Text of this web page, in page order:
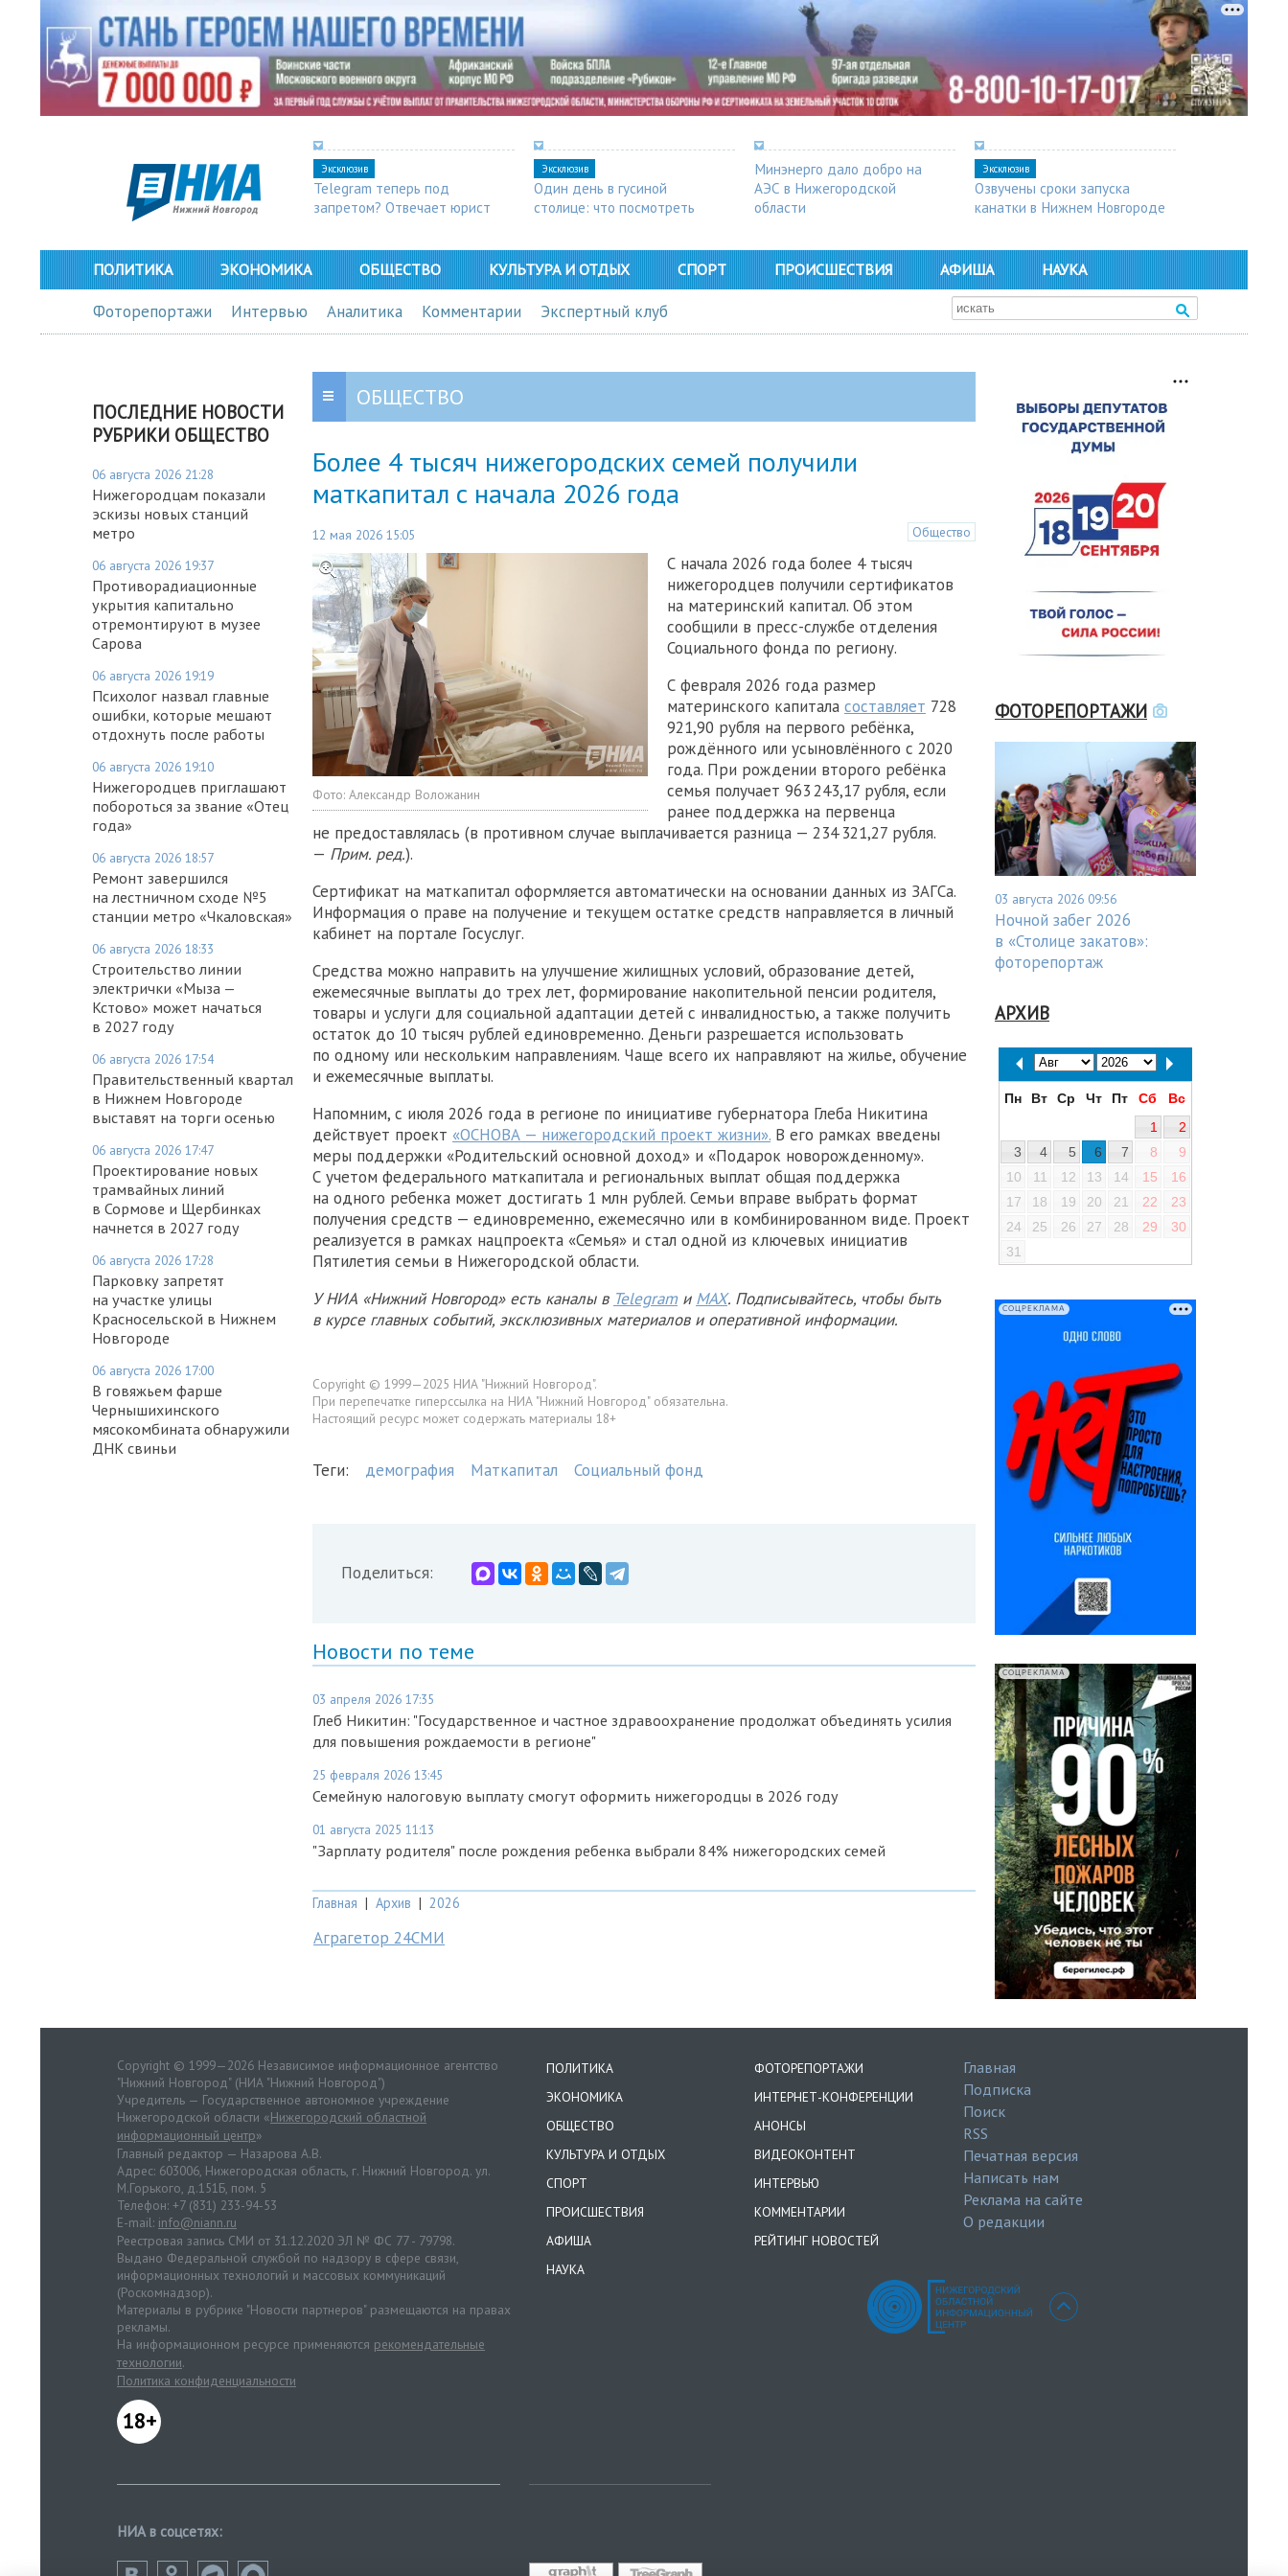
Эксклюзив
Telegram теперь под
запретом? Отвечает юрист
Эксклюзив
Один день в гусиной
столице: что посмотреть
Минэнерго дало добро на
АЭС в Нижегородской
области
Эксклюзив
Озвучены сроки запуска
канатки в Нижнем Новгороде
ПОЛИТИКА ЭКОНОМИКА ОБЩЕСТВО КУЛЬТУРА И ОТДЫХ СПОРТ ПРОИСШЕСТВИЯ АФИША НАУКА
Фоторепортажи Интервью Аналитика Комментарии Экспертный клуб
ПОСЛЕДНИЕ НОВОСТИ
РУБРИКИ ОБЩЕСТВО
06 августа 2026 21:28
Нижегородцам показали
эскизы новых станций
метро
06 августа 2026 19:37
Противорадиационные
укрытия капитально
отремонтируют в музее
Сарова
06 августа 2026 19:19
Психолог назвал главные
ошибки, которые мешают
отдохнуть после работы
06 августа 2026 19:10
Нижегородцев приглашают
побороться за звание «Отец
года»
06 августа 2026 18:57
Ремонт завершился
на лестничном сходе №5
станции метро «Чкаловская»
06 августа 2026 18:33
Строительство линии
электрички «Мыза —
Кстово» может начаться
в 2027 году
06 августа 2026 17:54
Правительственный квартал
в Нижнем Новгороде
выставят на торги осенью
06 августа 2026 17:47
Проектирование новых
трамвайных линий
в Сормове и Щербинках
начнется в 2027 году
06 августа 2026 17:28
Парковку запретят
на участке улицы
Красносельской в Нижнем
Новгороде
06 августа 2026 17:00
В говяжьем фарше
Чернышихинского
мясокомбината обнаружили
ДНК свиньи
ОБЩЕСТВО
Более 4 тысяч нижегородских семей получили
маткапитал с начала 2026 года
12 мая 2026 15:05 Общество
Фото: Александр Воложанин
С начала 2026 года более 4 тысяч
нижегородцев получили сертификатов
на материнский капитал. Об этом
сообщили в пресс-службе отделения
Социального фонда по региону.
С февраля 2026 года размер
материнского капитала составляет 728
921,90 рубля на первого ребёнка,
рождённого или усыновлённого с 2020
года. При рождении второго ребёнка
семья получает 963 243,17 рубля, если
ранее поддержка на первенца
не предоставлялась (в противном случае выплачивается разница — 234 321,27 рубля.
— Прим. ред.).
Сертификат на маткапитал оформляется автоматически на основании данных из ЗАГСа.
Информация о праве на получение и текущем остатке средств направляется в личный
кабинет на портале Госуслуг.
Средства можно направить на улучшение жилищных условий, образование детей,
ежемесячные выплаты до трех лет, формирование накопительной пенсии родителя,
товары и услуги для социальной адаптации детей с инвалидностью, а также получить
остаток до 10 тысяч рублей единовременно. Деньги разрешается использовать
по одному или нескольким направлениям. Чаще всего их направляют на жилье, обучение
и ежемесячные выплаты.
Напомним, с июля 2026 года в регионе по инициативе губернатора Глеба Никитина
действует проект «ОСНОВА — нижегородский проект жизни». В его рамках введены
меры поддержки «Родительский основной доход» и «Подарок новорожденному».
С учетом федерального маткапитала и региональных выплат общая поддержка
на одного ребенка может достигать 1 млн рублей. Семьи вправе выбрать формат
получения средств — единовременно, ежемесячно или в комбинированном виде. Проект
реализуется в рамках нацпроекта «Семья» и стал одной из ключевых инициатив
Пятилетия семьи в Нижегородской области.
У НИА «Нижний Новгород» есть каналы в Telegram и MAX. Подписывайтесь, чтобы быть
в курсе главных событий, эксклюзивных материалов и оперативной информации.
Copyright © 1999—2025 НИА "Нижний Новгород".
При перепечатке гиперссылка на НИА "Нижний Новгород" обязательна.
Настоящий ресурс может содержать материалы 18+
Теги: демография Маткапитал Социальный фонд
Поделиться:
Новости по теме
03 апреля 2026 17:35
Глеб Никитин: "Государственное и частное здравоохранение продолжат объединять усилия
для повышения рождаемости в регионе"
25 февраля 2026 13:45
Семейную налоговую выплату смогут оформить нижегородцы в 2026 году
01 августа 2025 11:13
"Зарплату родителя" после рождения ребенка выбрали 84% нижегородских семей
Главная | Архив | 2026
Аграгетор 24СМИ
ФОТОРЕПОРТАЖИ
03 августа 2026 09:56
Ночной забег 2026
в «Столице закатов»:
фоторепортаж
АРХИВ
Пн Вт Ср Чт Пт Сб
Вс
1
2
3
4 5 6 7 8
9
10
11 12 13 14 15
16
17
18 19 20 21 22
23
24
25 26 27 28 29
30
31
СОЦРЕКЛАМА
СОЦРЕКЛАМА
Copyright © 1999—2026 Независимое информационное агентство
"Нижний Новгород" (НИА "Нижний Новгород")
Учредитель — Государственное автономное учреждение
Нижегородской области «Нижегородский областной
информационный центр»
Главный редактор — Назарова А.В.
Адрес: 603006, Нижегородская область, г. Нижний Новгород. ул.
М.Горького, д.151Б, пом. 5
Телефон: +7 (831) 233-94-53
E-mail: info@niann.ru
Реестровая запись СМИ от 31.12.2020 ЭЛ № ФС 77 - 79798.
Выдано Федеральной службой по надзору в сфере связи,
информационных технологий и массовых коммуникаций
(Роскомнадзор).
Материалы в рубрике "Новости партнеров" размещаются на правах
рекламы.
На информационном ресурсе применяются рекомендательные
технологии.
Политика конфиденциальности
18+
ПОЛИТИКА
ЭКОНОМИКА
ОБЩЕСТВО
КУЛЬТУРА И ОТДЫХ
СПОРТ
ПРОИСШЕСТВИЯ
АФИША
НАУКА
ФОТОРЕПОРТАЖИ
ИНТЕРНЕТ-КОНФЕРЕНЦИИ
АНОНСЫ
ВИДЕОКОНТЕНТ
ИНТЕРВЬЮ
КОММЕНТАРИИ
РЕЙТИНГ НОВОСТЕЙ
Главная
Подписка
Поиск
RSS
Печатная версия
Написать нам
Реклама на сайте
О редакции
НИА в соцсетях: